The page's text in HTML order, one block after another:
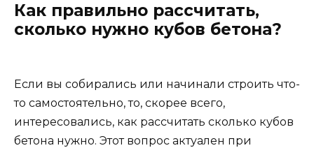
Как правильно рассчитать,
сколько нужно кубов бетона?
Если вы собирались или начинали строить что-
то самостоятельно, то, скорее всего,
интересовались, как рассчитать сколько кубов
бетона нужно. Этот вопрос актуален при